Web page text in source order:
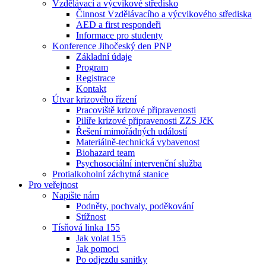
Vzdělávací a výcvikové středisko
Činnost Vzdělávacího a výcvikového střediska
AED a first respondeři
Informace pro studenty
Konference Jihočeský den PNP
Základní údaje
Program
Registrace
Kontakt
Útvar krizového řízení
Pracoviště krizové připravenosti
Pilíře krizové připravenosti ZZS JčK
Řešení mimořádných událostí
Materiálně-technická vybavenost
Biohazard team
Psychosociální intervenční služba
Protialkoholní záchytná stanice
Pro veřejnost
Napište nám
Podněty, pochvaly, poděkování
Stížnost
Tísňová linka 155
Jak volat 155
Jak pomoci
Po odjezdu sanitky